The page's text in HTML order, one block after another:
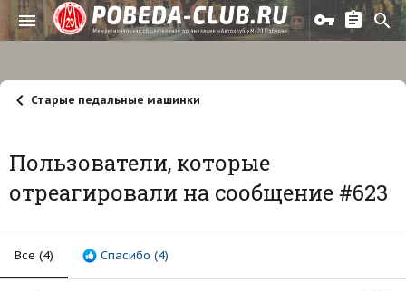
Старые педальные машинки
Пользователи, которые
отреагировали на сообщение #623
Все (4) Спасибо (4)